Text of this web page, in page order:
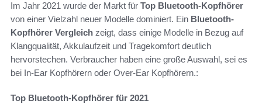
Im Jahr 2021 wurde der Markt für Top Bluetooth-Kopfhörer
von einer Vielzahl neuer Modelle dominiert. Ein Bluetooth-
Kopfhörer Vergleich zeigt, dass einige Modelle in Bezug auf
Klangqualität, Akkulaufzeit und Tragekomfort deutlich
hervorstechen. Verbraucher haben eine große Auswahl, sei es
bei In-Ear Kopfhörern oder Over-Ear Kopfhörern.:
Top Bluetooth-Kopfhörer für 2021